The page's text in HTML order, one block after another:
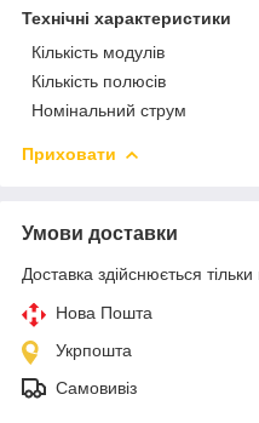
Технічні характеристики
Кількість модулів
Кількість полюсів
Номінальний струм
Приховати
Умови доставки
Доставка здійснюється
Нова Пошта
Укрпошта
Самовивіз